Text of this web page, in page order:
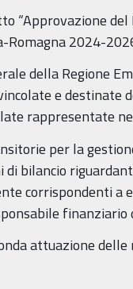
“Approvazione del
Romagna 2024-
della Regione
e destinate
rappresentate
per la
di bilancio
corrispondenti a
finanziario
attuazione